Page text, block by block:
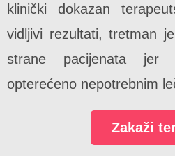
klinički dokazan
vidljivi rezultati, tretman
strane pacijenata jer
opterećeno nepotrebnim
Zakaži